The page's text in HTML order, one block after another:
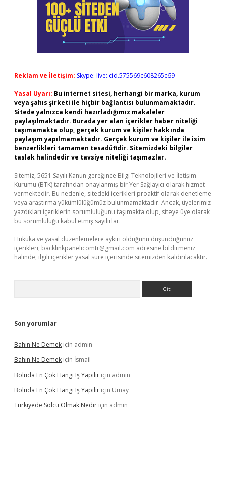
Reklam ve İletişim: Skype: live:.cid.575569c608265c69
Yasal Uyarı: Bu internet sitesi, herhangi bir marka, kurum
veya şahıs şirketi ile hiçbir bağlantısı bulunmamaktadır.
Sitede yalnızca kendi hazırladığımız makaleler
paylaşılmaktadır. Burada yer alan içerikler haber niteliği
taşımamakta olup, gerçek kurum ve kişiler hakkında
paylaşım yapılmamaktadır. Gerçek kurum ve kişiler ile isim
benzerlikleri tamamen tesadüfidir. Sitemizdeki bilgiler
taslak halindedir ve tavsiye niteliği taşımazlar.
Sitemiz, 5651 Sayılı Kanun gereğince Bilgi Teknolojileri ve İletişim
Kurumu (BTK) tarafından onaylanmış bir Yer Sağlayıcı olarak hizmet
vermektedir. Bu nedenle, sitedeki içerikleri proaktif olarak denetleme
veya araştırma yükümlülüğümüz bulunmamaktadır. Ancak, üyelerimiz
yazdıkları içeriklerin sorumluluğunu taşımakta olup, siteye üye olarak
bu sorumluluğu kabul etmiş sayılırlar.
Hukuka ve yasal düzenlemelere aykırı olduğunu düşündüğünüz
içerikleri, backlinkpanelicomtr@gmail.com adresine bildirmeniz
halinde, ilgili içerikler yasal süre içerisinde sitemizden kaldırılacaktır.
Son yorumlar
Bahın Ne Demek için admin
Bahın Ne Demek için İsmail
Boluda En Çok Hangi Iş Yapılır için admin
Boluda En Çok Hangi Iş Yapılır için Umay
Türkiyede Solcu Olmak Nedir için admin